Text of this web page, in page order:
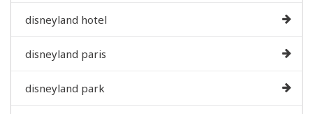
disneyland hotel
disneyland paris
disneyland park